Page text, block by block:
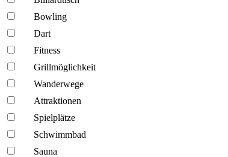
Bowling
Dart
Fitness
Grillmöglich­keit
Wanderwege
Attraktionen
Spielplätze
Schwimmbad
Sauna